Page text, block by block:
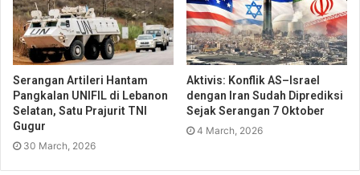
Serangan Artileri Hantam
Pangkalan UNIFIL di Lebanon
Selatan, Satu Prajurit TNI
Gugur
30 March, 2026
Aktivis: Konflik AS–Israel
dengan Iran Sudah Diprediksi
Sejak Serangan 7 Oktober
4 March, 2026